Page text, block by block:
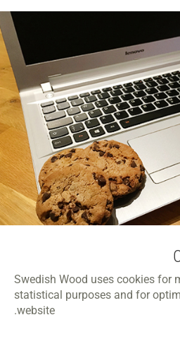
Swedish Wood uses cookies for
statistical purposes and for
website.